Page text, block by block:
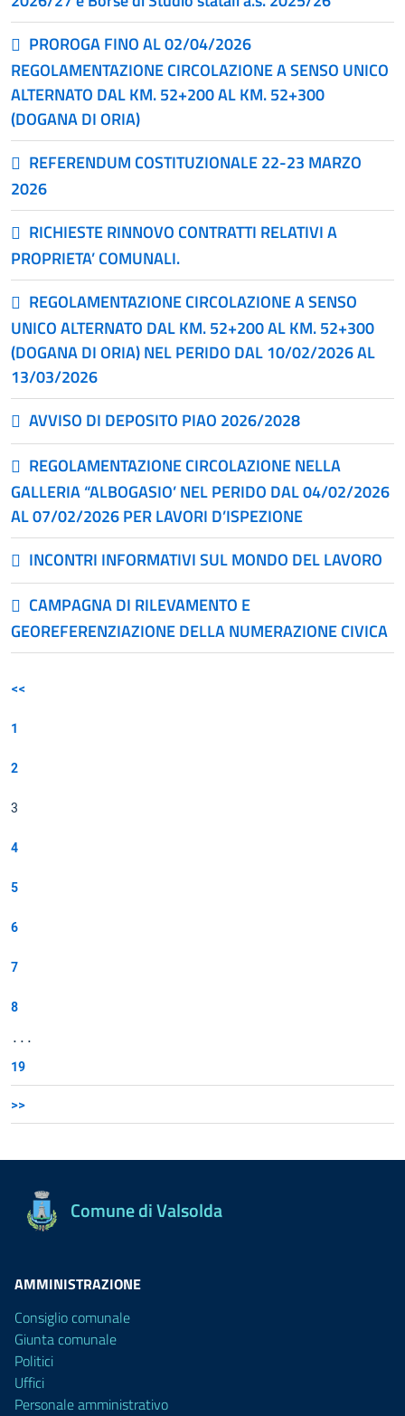
PROROGA FINO AL 02/04/2026
REGOLAMENTAZIONE CIRCOLAZIONE A SENSO UNICO
ALTERNATO DAL KM. 52+200 AL KM. 52+300
(DOGANA DI ORIA)
REFERENDUM COSTITUZIONALE 22-23 MARZO
2026
RICHIESTE RINNOVO CONTRATTI RELATIVI A
PROPRIETA’ COMUNALI.
REGOLAMENTAZIONE CIRCOLAZIONE A SENSO
UNICO ALTERNATO DAL KM. 52+200 AL KM. 52+300
(DOGANA DI ORIA) NEL PERIDO DAL 10/02/2026 AL
13/03/2026
AVVISO DI DEPOSITO PIAO 2026/2028
REGOLAMENTAZIONE CIRCOLAZIONE NELLA
GALLERIA “ALBOGASIO’ NEL PERIDO DAL 04/02/2026
AL 07/02/2026 PER LAVORI D’ISPEZIONE
INCONTRI INFORMATIVI SUL MONDO DEL LAVORO
CAMPAGNA DI RILEVAMENTO E
GEOREFERENZIAZIONE DELLA NUMERAZIONE CIVICA
<<
1
2
3
4
5
6
7
8
...
19
>>
Comune di Valsolda
AMMINISTRAZIONE
Consiglio comunale
Giunta comunale
Politici
Uffici
Personale amministrativo